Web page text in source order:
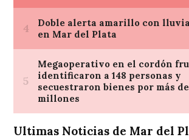
Ultimas Noticias de Mar del